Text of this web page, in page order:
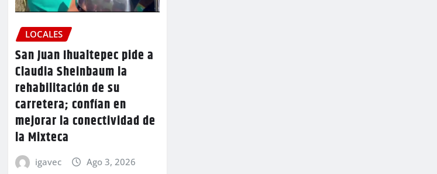
LOCALES
San Juan Ihualtepec pide a
Claudia Sheinbaum la
rehabilitación de su
carretera; confían en
mejorar la conectividad de
la Mixteca
igavec Ago 3, 2026